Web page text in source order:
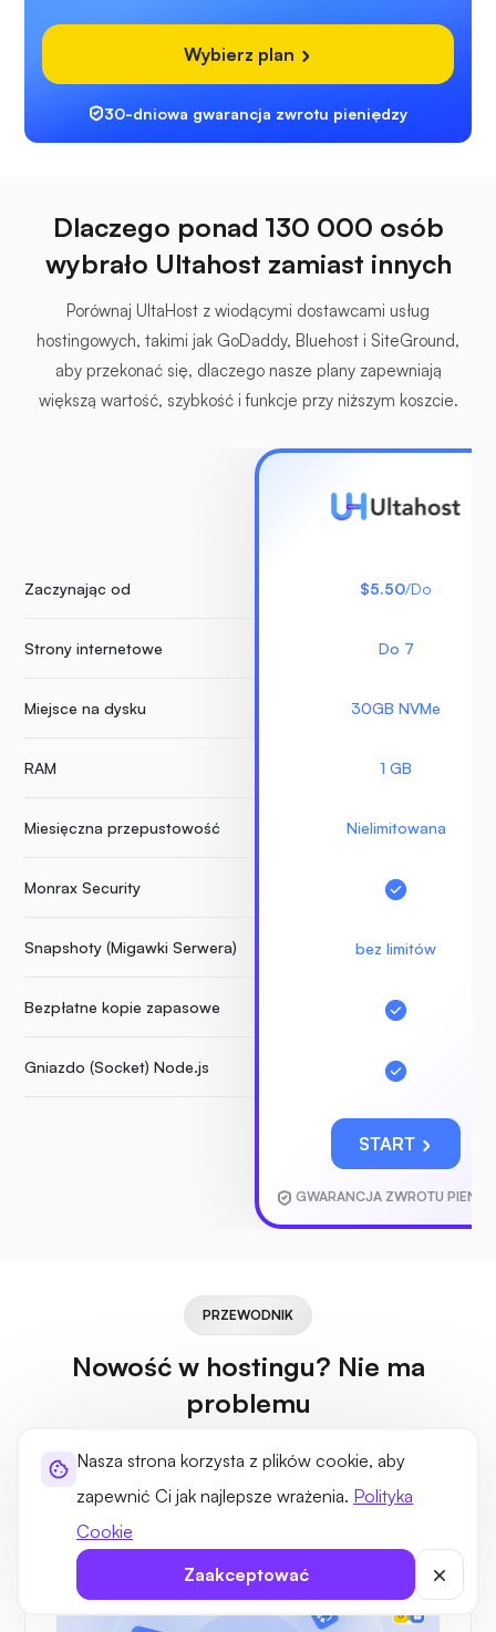
Nasza strona korzysta z plików cookie, aby
zapewnić Ci jak najlepsze wrażenia. Polityka
Cookie
Zaakceptować
Wybierz plan
30-dniowa gwarancja zwrotu pieniędzy
Dlaczego ponad 130 000 osób
wybrało Ultahost zamiast innych
Porównaj UltaHost z wiodącymi dostawcami usług
hostingowych, takimi jak GoDaddy, Bluehost i SiteGround,
aby przekonać się, dlaczego nasze plany zapewniają
większą wartość, szybkość i funkcje przy niższym koszcie.
Zaczynając od
Strony internetowe
Miejsce na dysku
RAM
Miesięczna przepustowość
Monrax Security
Snapshoty (Migawki Serwera)
Bezpłatne kopie zapasowe
Gniazdo (Socket) Node.js
$5.50/Do
Do 7
30GB NVMe
1 GB
Nielimitowana
bez limitów
START
GWARANCJA ZWROTU
PRZEWODNIK
Nowość w hostingu? Nie ma
problemu
Nasza platforma jest w pełni wyposażona w funkcje, których
potrzebujesz, aby udoskonalić swoje cyfrowe doświadczenia
z nami.